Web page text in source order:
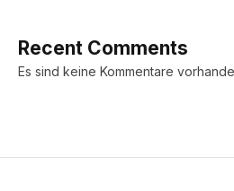
Recent Comments
Es sind keine Kommentare